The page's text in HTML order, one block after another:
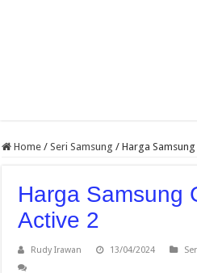
Home / Seri Samsung / Harga
Harga Samsung
Active 2
Rudy Irawan 13/04/2024